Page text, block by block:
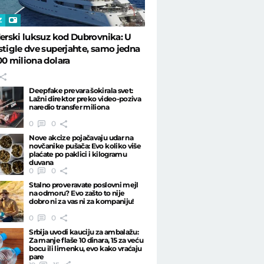
luksuz kod Dubrovnika: U
dve superjahte, samo jedna
miliona dolara
Deepfake prevara šokirala svet:
Lažni direktor preko video-poziva
naredio transfer miliona
0
0
Nove akcize pojačavaju udar na
novčanike pušača: Evo koliko više
plaćate po paklici i kilogramu
duvana
0
0
Stalno proveravate poslovni mejl
na odmoru? Evo zašto to nije
dobro ni za vas ni za kompaniju!
0
0
Srbija uvodi kauciju za ambalažu:
Za manje flaše 10 dinara, 15 za veću
bocu ili limenku, evo kako vraćaju
pare